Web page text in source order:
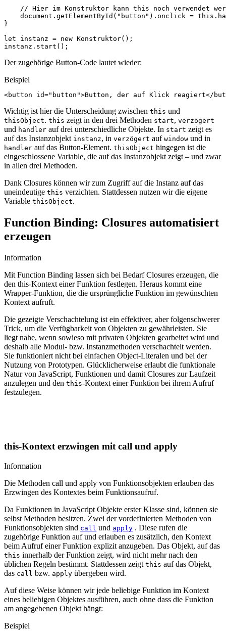
// Hier im Konstruktor kann this noch verwendet
document . getElementById ( "button" ). onclick = this .
}
let
instanz = new Konstruktor();
instanz . start ();
Der zugehörige Button-Code lautet wieder:
Beispiel
<button id="button">Button, der auf Klick reagiert</
Wichtig ist hier die Unterscheidung zwischen this und
thisObject. this zeigt in den drei Methoden start, verzögert
und handler auf drei unterschiedliche Objekte. In start zeigt es
auf das Instanzobjekt instanz, in verzögert auf window und in
handler auf das Button-Element. thisObject hingegen ist die
eingeschlossene Variable, die auf das Instanzobjekt zeigt – und zwar
in allen drei Methoden.
Dank Closures können wir zum Zugriff auf die Instanz auf das
uneindeutige this verzichten. Stattdessen nutzen wir die eigene
Variable thisObject.
Function Binding: Closures automatisiert
erzeugen
Information
Mit Function Binding lassen sich bei Bedarf Closures erzeugen, die
den this-Kontext einer Funktion festlegen. Heraus kommt eine
Wrapper-Funktion, die die ursprüngliche Funktion im gewünschten
Kontext aufruft.
Die gezeigte Verschachtelung ist ein effektiver, aber folgenschwerer
Trick, um die Verfügbarkeit von Objekten zu gewährleisten. Sie
liegt nahe, wenn sowieso mit privaten Objekten gearbeitet wird und
deshalb alle Modul- bzw. Instanzmethoden verschachtelt werden.
Sie funktioniert nicht bei einfachen Object-Literalen und bei der
Nutzung von Prototypen. Glücklicherweise erlaubt die funktionale
Natur von JavaScript, Funktionen und damit Closures zur Laufzeit
anzulegen und den this-Kontext einer Funktion bei ihrem Aufruf
festzulegen.
this-Kontext erzwingen mit call und apply
Information
Die Methoden call und apply von Funktionsobjekten erlauben das
Erzwingen des Kontextes beim Funktionsaufruf.
Da Funktionen in JavaScript Objekte erster Klasse sind, können sie
selbst Methoden besitzen. Zwei der vordefinierten Methoden von
Funktionsobjekten sind call und apply . Diese rufen die
zugehörige Funktion auf und erlauben es zusätzlich, den Kontext
beim Aufruf einer Funktion explizit anzugeben. Das Objekt, auf das
this innerhalb der Funktion zeigt, wird nicht mehr nach den
üblichen Regeln bestimmt. Stattdessen zeigt this auf das Objekt,
das call bzw. apply übergeben wird.
Auf diese Weise können wir jede beliebige Funktion im Kontext
eines beliebigen Objektes ausführen, auch ohne dass die Funktion
am angegebenen Objekt hängt:
Beispiel